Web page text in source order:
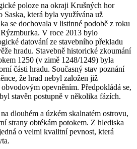
poloze na okraji Krušných hor
Saska, která byla využívána už
se dochovala v listinné podobě z roku
V roce 2013 bylo
datování ze stavebního překladu
hradu. Stavebně historické zkoumání
1250 (v zimě 1248/1249) byla
části hradu. Současný stav poznání
že hrad nebyl založen již
opevněním. Předpokládá se,
stavěn postupně v několika fázích.
dlouhém a úzkém skalnatém ostrovu,
strany obtékám potokem. Z hlediska
o velmi kvalitní pevnost, která